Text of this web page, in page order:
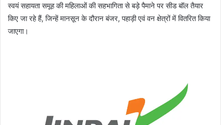
स्वयं सहायता समूह की महिलाओं की सहभागिता से बड़े पैमाने पर सीड बॉल तैयार
किए जा रहे हैं, जिन्हें मानसून के दौरान बंजर, पहाड़ी एवं वन क्षेत्रों में वितरित किया
जाएगा।